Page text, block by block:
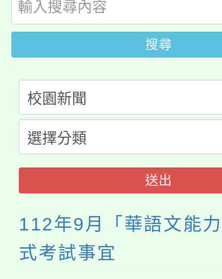
田徑場及游泳池舉行。
桃園市低收入戶享有免
視費優惠，中低收入戶
者。
大園自造教育及科技中
份教師增能研習
大溪自造教育及科技中
份教師研習
淨零綠生活教案入校路
會
115年食農教育專業人
程
搜尋
送出
112年9月「華語文能
式考試事宜